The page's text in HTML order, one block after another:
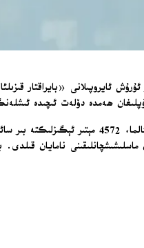
نامايان قىلدى. بۇ ئۇچۇش